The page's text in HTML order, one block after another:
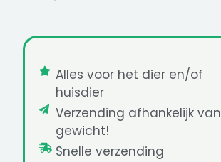
Alles voor het dier en/of
huisdier
Verzending afhankelijk van
gewicht!
Snelle verzending